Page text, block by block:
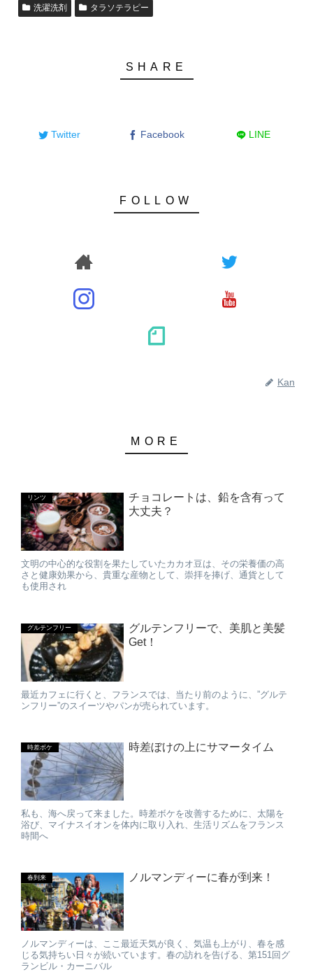
洗濯洗剤 タラソテラピー
Twitter Facebook LINE
Kan
リンツ
チョコレートは、鉛を含有って
大丈夫？
文明の中心的な役割を果たしていたカカオ豆は、その栄養価の高
さと健康効果から、貴重な産物として、崇拝を捧げ、通貨として
も使用され
グルテンフリー
グルテンフリーで、美肌と美髪
Get！
最近カフェに行くと、フランスでは、当たり前のように、”グルテ
ンフリー”のスイーツやパンが売られています。
時差ボケ 時差ぼけの上にサマータイム
私も、海へ戻って来ました。時差ボケを改善するために、太陽を
浴び、マイナスイオンを体内に取り入れ、生活リズムをフランス
時間へ
春到来 ノルマンディーに春が到来！
ノルマンディーは、ここ最近天気が良く、気温も上がり、春を感
じる気持ちい日々が続いています。春の訪れを告げる、第151回グ
ランビル・カーニバル